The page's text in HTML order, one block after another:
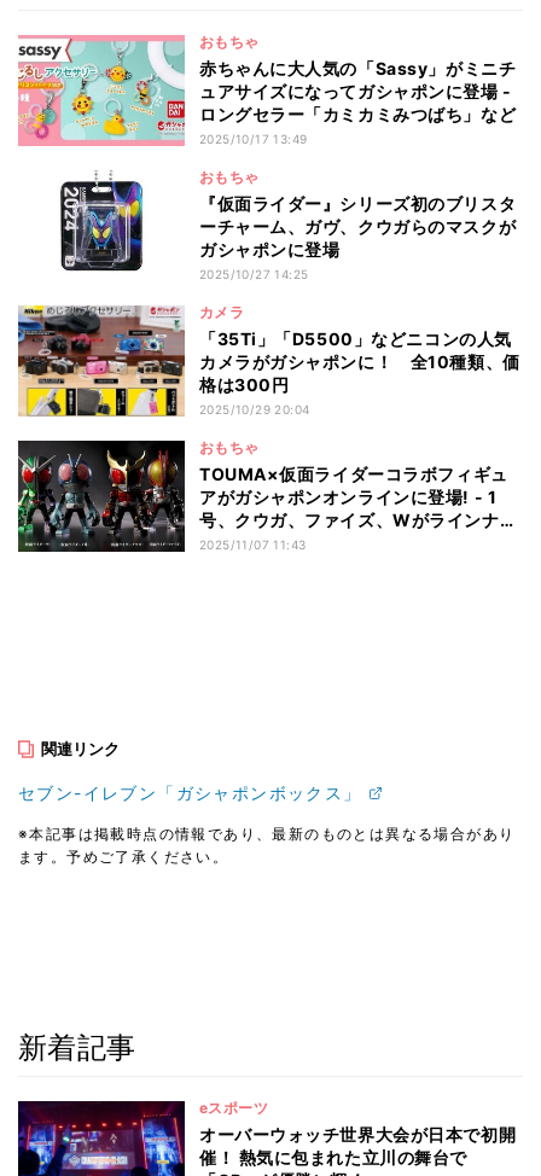
おもちゃ
赤ちゃんに大人気の「Sassy」がミニチ
ュアサイズになってガシャポンに登場 -
ロングセラー「カミカミみつばち」など
2025/10/17 13:49
おもちゃ
『仮面ライダー』シリーズ初のブリスタ
ーチャーム、ガヴ、クウガらのマスクが
ガシャポンに登場
2025/10/27 14:25
カメラ
「35Ti」「D5500」などニコンの人気
カメラがガシャポンに！ 全10種類、価
格は300円
2025/10/29 20:04
おもちゃ
TOUMA×仮面ライダーコラボフィギュ
アがガシャポンオンラインに登場! - 1
号、クウガ、ファイズ、Wがラインナッ
プ
2025/11/07 11:43
関連リンク
セブン-イレブン「ガシャポンボックス」
※本記事は掲載時点の情報であり、最新のものとは異なる場合があり
ます。予めご了承ください。
新着記事
eスポーツ
オーバーウォッチ世界大会が日本で初開
催！ 熱気に包まれた立川の舞台で